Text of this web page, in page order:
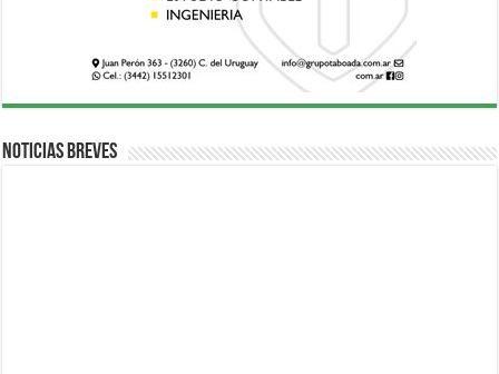
Noticias breves